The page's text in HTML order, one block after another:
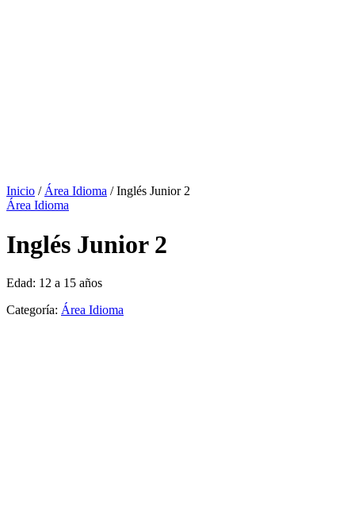
Inicio / Área Idioma / Inglés Junior 2
Área Idioma
Inglés Junior 2
Edad: 12 a 15 años
Categoría: Área Idioma